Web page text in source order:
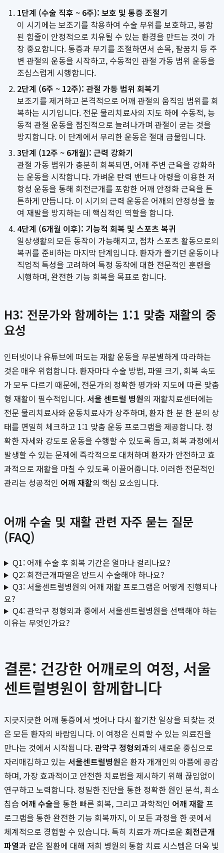
1단계 (수술 직후 ~ 6주): 보호 및 통증 조절기
이 시기에는 보조기를 착용하여 수술 부위를 보호하고, 봉합
된 힘줄이 안정적으로 치유될 수 있는 환경을 만드는 것이 가
장 중요합니다. 통증과 부기를 조절하면서 손목, 팔꿈치 등 주
변 관절의 운동을 시작하고, 수동적인 관절 가동 범위 운동을
조심스럽게 시행합니다.
2단계 (6주 ~ 12주): 관절 가동 범위 회복기
보조기를 제거하고 본격적으로 어깨 관절의 움직임 범위를 회
복하는 시기입니다. 전문 물리치료사의 지도 하에 수동적, 능
동적 관절 운동을 점진적으로 늘려나가며 관절이 굳는 것을
방지합니다. 이 단계에서 무리한 운동은 절대 금물입니다.
3단계 (12주 ~ 6개월): 근력 강화기
관절 가동 범위가 충분히 회복되면, 어깨 주변 근육을 강화하
는 운동을 시작합니다. 가벼운 탄력 밴드나 아령을 이용한 저
항성 운동을 통해 회전근개를 포함한 어깨 안정화 근육을 튼
튼하게 만듭니다. 이 시기의 근력 운동은 어깨의 안정성을 높
여 재발을 방지하는 데 핵심적인 역할을 합니다.
4단계 (6개월 이후): 기능적 회복 및 스포츠 복귀
일상생활의 모든 동작이 가능해지고, 점차 스포츠 활동으로의
복귀를 준비하는 마지막 단계입니다. 환자가 즐기던 운동이나
직업적 특성을 고려하여 특정 동작에 대한 전문적인 훈련을
시행하며, 완전한 기능 회복을 목표로 합니다.
H3: 전문가와 함께하는 1:1 맞춤 재활의 중
요성
인터넷이나 유튜브에 떠도는 재활 운동을 무분별하게 따라하는
것은 매우 위험합니다. 환자마다 수술 방법, 파열 크기, 회복 속도
가 모두 다르기 때문에, 전문가의 정확한 평가와 지도에 따른 맞춤
형 재활이 필수적입니다. 서울 센트럴 병원의 재활치료센터에는
전문 물리치료사와 운동치료사가 상주하며, 환자 한 분 한 분의 상
태를 면밀히 체크하고 1:1 맞춤 운동 프로그램을 제공합니다. 정
확한 자세와 강도로 운동을 수행할 수 있도록 돕고, 회복 과정에서
발생할 수 있는 문제에 즉각적으로 대처하며 환자가 안전하고 효
과적으로 재활을 마칠 수 있도록 이끌어줍니다. 이러한 전문적인
관리는 성공적인 어깨 재활의 핵심 요소입니다.
어깨 수술 및 재활 관련 자주 묻는 질문
(FAQ)
Q1: 어깨 수술 후 회복 기간은 얼마나 걸리나요?
Q2: 회전근개파열은 반드시 수술해야 하나요?
Q3: 서울센트럴병원의 어깨 재활 프로그램은 어떻게 진행되나
요?
Q4: 관악구 정형외과 중에서 서울센트럴병원을 선택해야 하는
이유는 무엇인가요?
결론: 건강한 어깨로의 여정, 서울
센트럴병원이 함께합니다
지긋지긋한 어깨 통증에서 벗어나 다시 활기찬 일상을 되찾는 것
은 모든 환자의 바람입니다. 이 여정은 신뢰할 수 있는 의료진을
만나는 것에서 시작됩니다.관악구 정형외과의 새로운 중심으로
자리매김하고 있는 서울센트럴병원은 환자 개개인의 아픔에 공감
하며, 가장 효과적이고 안전한 치료법을 제시하기 위해 끊임없이
연구하고 노력합니다. 정밀한 진단을 통한 정확한 원인 분석, 최소
침습 어깨 수술을 통한 빠른 회복, 그리고 과학적인 어깨 재활프
로그램을 통한 완전한 기능 회복까지, 이 모든 과정을 한 곳에서
체계적으로 경험할 수 있습니다. 특히 치료가 까다로운 회전근개
파열과 같은 질환에 대해 저희 병원의 통합 치료 시스템은 더욱 빛